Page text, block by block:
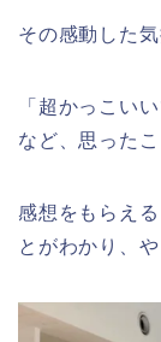
その感動した
「超かっこい
など、思った
感想をもらえ
とがわかり、